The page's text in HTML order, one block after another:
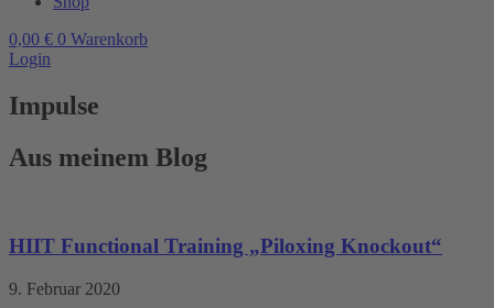
0,00 € 0 Warenkorb
Login
Impulse
Aus meinem Blog
HIIT Functional Training „Piloxing Knockout“
9. Februar 2020